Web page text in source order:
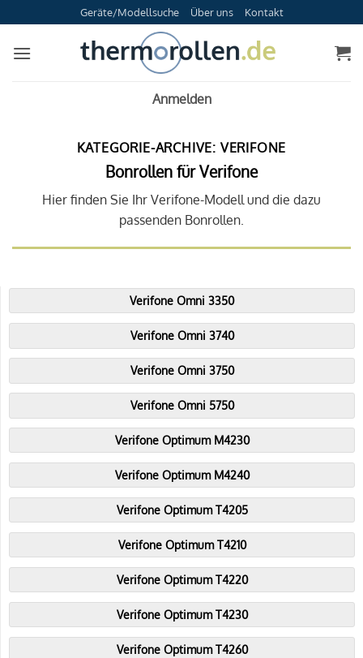
Inhalt
springen
Geräte/Modellsuche Über uns Kontakt
Anmelden
KATEGORIE-ARCHIVE: VERIFONE
Bonrollen für Verifone
Hier finden Sie Ihr Verifone-Modell und die dazu
passenden Bonrollen.
Verifone Omni 3350
Verifone Omni 3740
Verifone Omni 3750
Verifone Omni 5750
Verifone Optimum M4230
Verifone Optimum M4240
Verifone Optimum T4205
Verifone Optimum T4210
Verifone Optimum T4220
Verifone Optimum T4230
Verifone Optimum T4260